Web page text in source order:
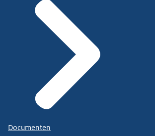
Documenten